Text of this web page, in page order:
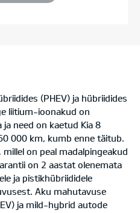
(PHEV) ja hübriidides
liitium-ioonakud on
need on kaetud Kia 8
000 km, kumb enne täitub.
on peal madalpingeakud
on 2 aastat olenemata
ja pistikhübriididele
Aku mahutavuse
ja mild-hybrid autode